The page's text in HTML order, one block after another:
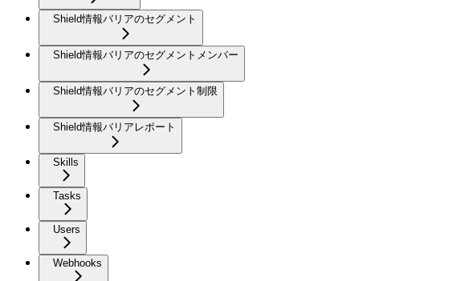
Shield情報バリアのセグメント
Shield情報バリアのセグメントメンバー
Shield情報バリアのセグメント制限
Shield情報バリアレポート
Skills
Tasks
Users
Webhooks